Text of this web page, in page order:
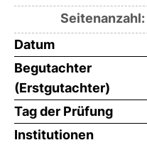
Seitenanzahl:
Datum
Begutachter
(Erstgutachter)
Tag der Prüfung
Institutionen